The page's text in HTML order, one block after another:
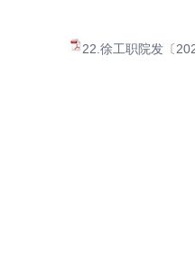
22.徐工职院发〔